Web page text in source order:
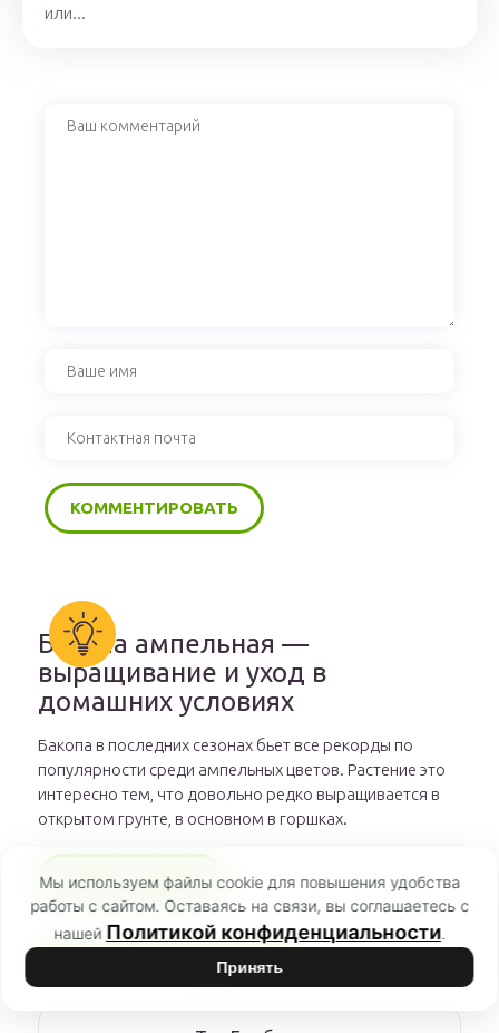
или...
Бакопа ампельная —
выращивание и уход в
домашних условиях
Бакопа в последних сезонах бьет все рекорды по
популярности среди ампельных цветов. Растение это
интересно тем, что довольно редко выращивается в
открытом грунте, в основном в горшках.
ЧИТАТЬ ДАЛЕЕ
РЕКОМЕНДУЕМ
Мы используем файлы cookie для повышения удобства
работы с сайтом. Оставаясь на связи, вы соглашаетесь с
нашей Политикой конфиденциальности.
Принять